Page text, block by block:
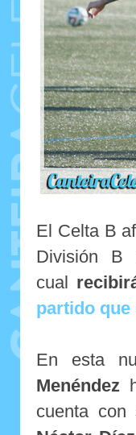
El Celta B
División B
cual
partido que
En esta
Menéndez
cuenta con